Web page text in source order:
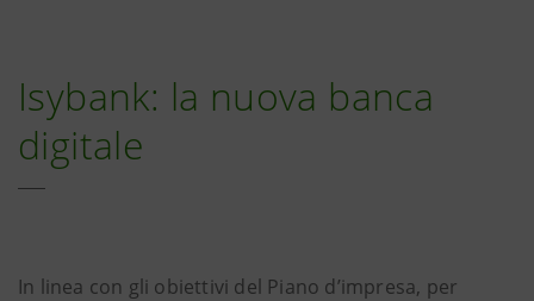
Isybank: la nuova banca
digitale
In linea con gli obiettivi del Piano d’impresa, per